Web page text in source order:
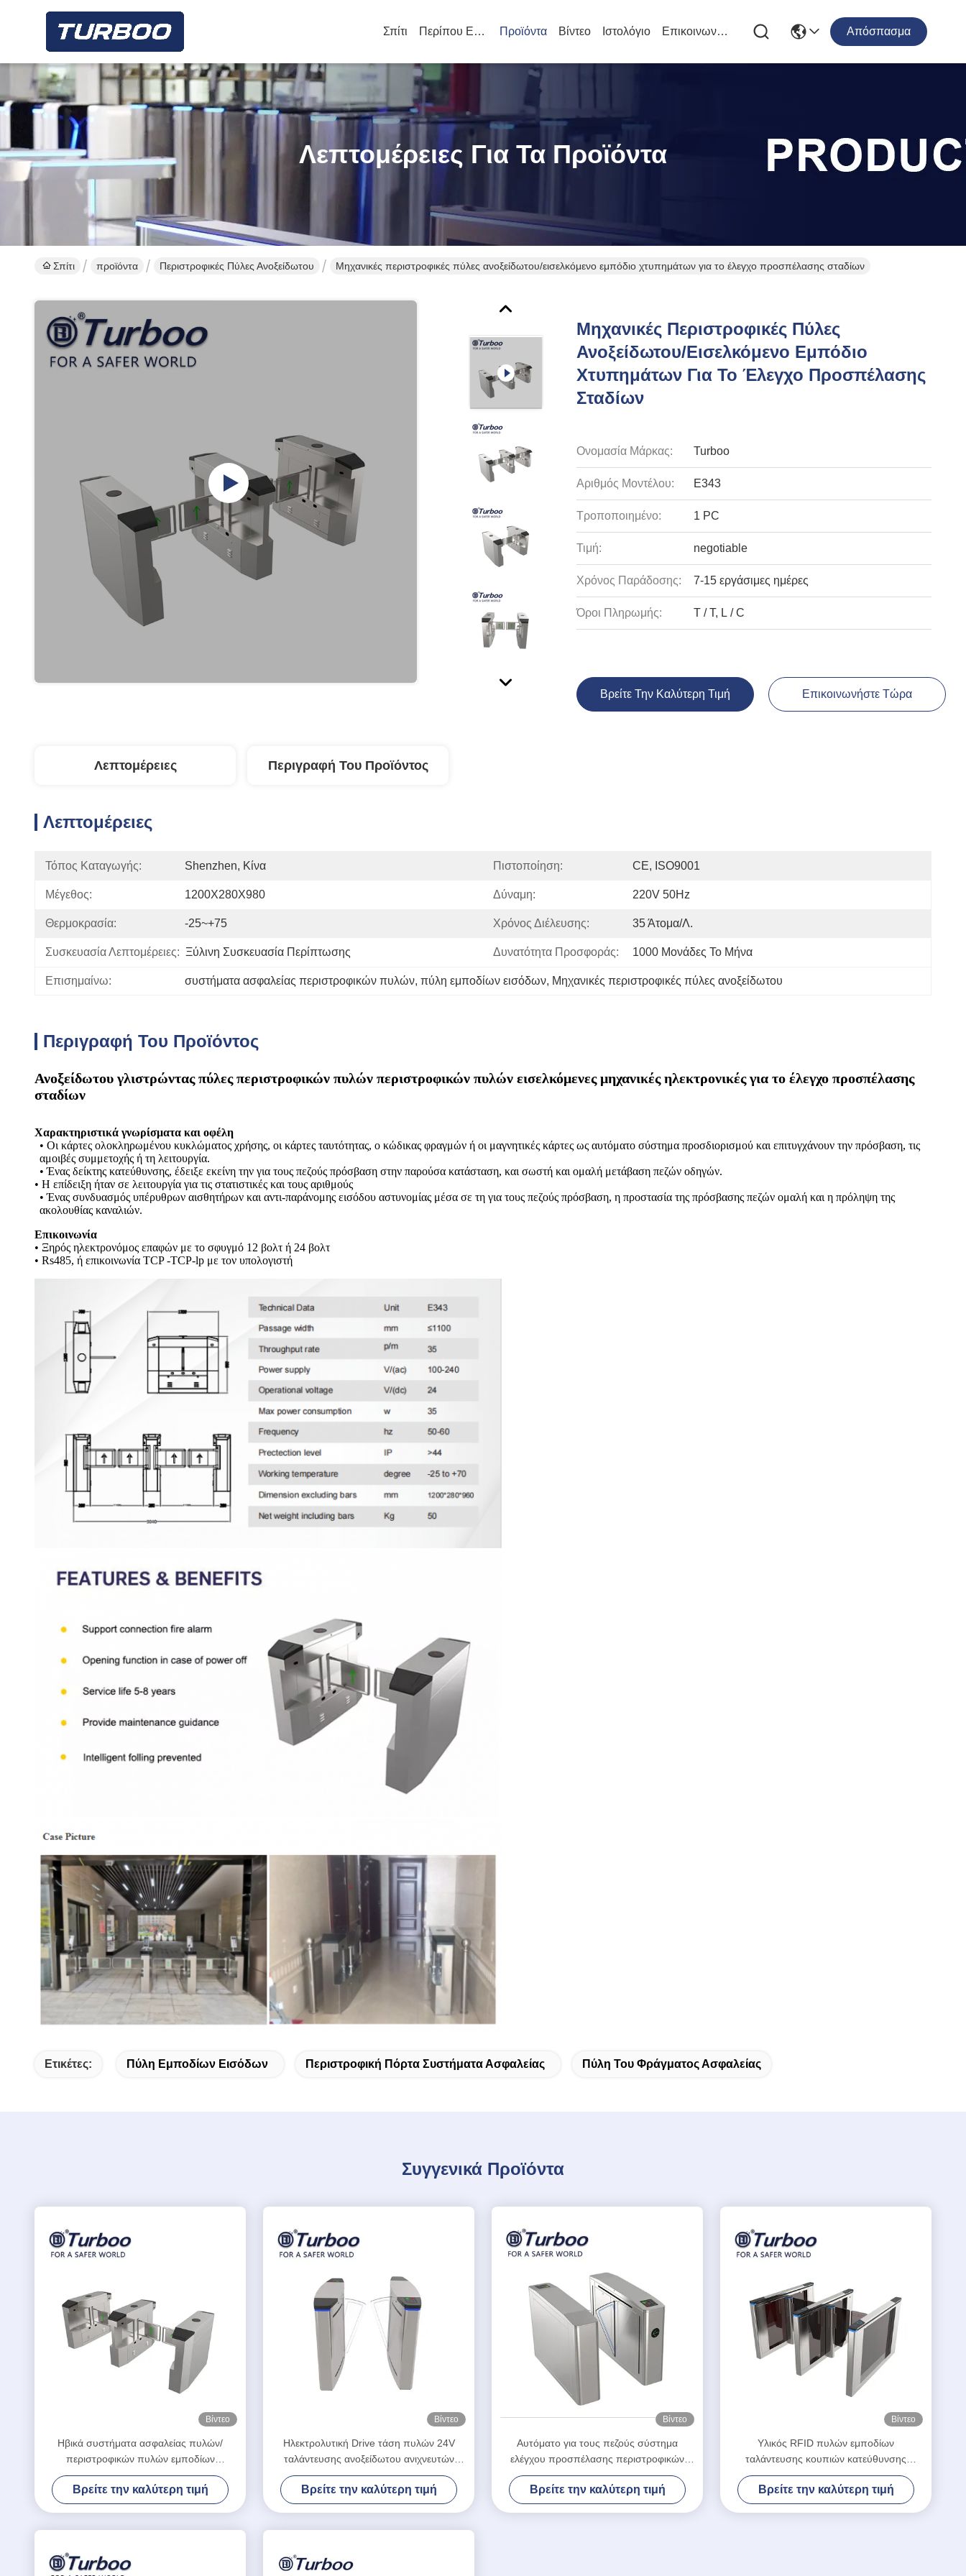
Σπίτι Περίπου Εμείς Προϊόντα Βίντεο Ιστολόγιο Επικοινωνήστε Μαζί Μας Απόσπασμα
Λεπτομέρειες Για Τα Προϊόντα
Σπίτι προϊόντα Περιστροφικές Πύλες Ανοξείδωτου Μηχανικές περιστροφικές πύλες ανοξείδωτου/εισελκόμενο εμπόδιο χτυπημάτων για το έλεγχο προσπέλασης σταδίων
Μηχανικές Περιστροφικές Πύλες
Ανοξείδωτου/εισελκόμενο Εμπόδιο
Χτυπημάτων Για Το Έλεγχο Προσπέλασης
Σταδίων
Ονομασία Μάρκας: Turboo
Αριθμός Μοντέλου: E343
Τροποποιημένο: 1 PC
Τιμή: negotiable
Χρόνος Παράδοσης: 7-15 εργάσιμες ημέρες
Όροι Πληρωμής: T / T, L / C
Βρείτε Την Καλύτερη Τιμή Επικοινωνήστε Τώρα
Λεπτομέρειες Περιγραφή Του Προϊόντος
Λεπτομέρειες
Τόπος Καταγωγής: Shenzhen, Κίνα Πιστοποίηση: CE, ISO9001
Μέγεθος: 1200X280X980 Δύναμη: 220V 50Hz
Θερμοκρασία: -25~+75 Χρόνος Διέλευσης: 35 Άτομα/λ.
Συσκευασία Λεπτομέρειες: Ξύλινη Συσκευασία Περίπτωσης Δυνατότητα Προσφοράς: 1000 Μονάδες Το Μήνα
Επισημαίνω: συστήματα ασφαλείας περιστροφικών πυλών, πύλη εμποδίων εισόδων, Μηχανικές περιστροφικές πύλες ανοξείδωτου
Περιγραφή Του Προϊόντος
Ανοξείδωτου γλιστρώντας πύλες περιστροφικών πυλών περιστροφικών πυλών εισελκόμενες μηχανικές ηλεκτρονικές για το έλεγχο προσπέλασης
σταδίων
Χαρακτηριστικά γνωρίσματα και οφέλη
• Οι κάρτες ολοκληρωμένου κυκλώματος χρήσης, οι κάρτες ταυτότητας, ο κώδικας φραγμών ή οι μαγνητικές κάρτες ως αυτόματο σύστημα προσδιορισμού και επιτυγχάνουν την πρόσβαση, τις
αμοιβές συμμετοχής ή τη λειτουργία.
• Ένας δείκτης κατεύθυνσης, έδειξε εκείνη την για τους πεζούς πρόσβαση στην παρούσα κατάσταση, και σωστή και ομαλή μετάβαση πεζών οδηγών.
• Η επίδειξη ήταν σε λειτουργία για τις στατιστικές και τους αριθμούς
• Ένας συνδυασμός υπέρυθρων αισθητήρων και αντι-παράνομης εισόδου αστυνομίας μέσα σε τη για τους πεζούς πρόσβαση, η προστασία της πρόσβασης πεζών ομαλή και η πρόληψη της
ακολουθίας καναλιών.
Επικοινωνία
• Ξηρός ηλεκτρονόμος επαφών με το σφυγμό 12 βολτ ή 24 βολτ
• Rs485, ή επικοινωνία TCP -TCP-lp με τον υπολογιστή
Ετικέτες: Πύλη Εμποδίων Εισόδων Περιστροφική Πόρτα Συστήματα Ασφαλείας Πύλη Του Φράγματος Ασφαλείας
Συγγενικά Προϊόντα
Βίντεο
Ηβικά συστήματα ασφαλείας πυλών/
περιστροφικών πυλών εμποδίων
ασφάλειας αντίστασης ύδατος
Βρείτε την καλύτερη τιμή
Βίντεο
Ηλεκτρολυτική Drive τάση πυλών 24V
ταλάντευσης ανοξείδωτου ανιχνευτών
ασφάλειας
Βρείτε την καλύτερη τιμή
Βίντεο
Αυτόματο για τους πεζούς σύστημα
ελέγχου προσπέλασης περιστροφικών
πυλών εμποδίων χτυπημάτων ύψους
μέσης
Βρείτε την καλύτερη τιμή
Βίντεο
Υλικός RFID πυλών εμποδίων
ταλάντευσης κουπιών κατεύθυνσης
βισμουθίου αναγνώστης καρτών
ανοξείδωτου
Βρείτε την καλύτερη τιμή